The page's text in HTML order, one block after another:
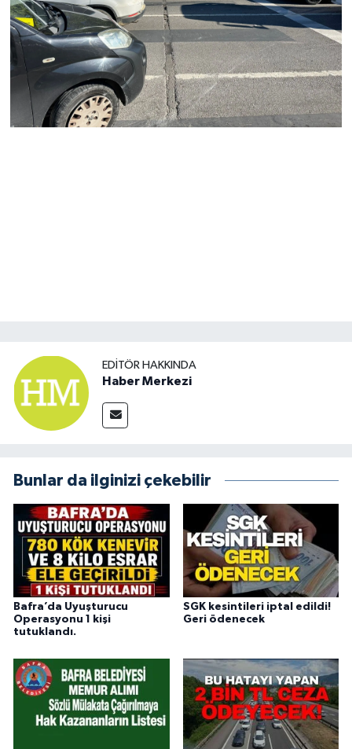
EDITÖR HAKKINDA
Haber Merkezi
Bunlar da ilginizi çekebilir
Bafra’da Uyuşturucu
Operasyonu 1 kişi
tutuklandı.
SGK kesintileri iptal edildi!
Geri ödenecek